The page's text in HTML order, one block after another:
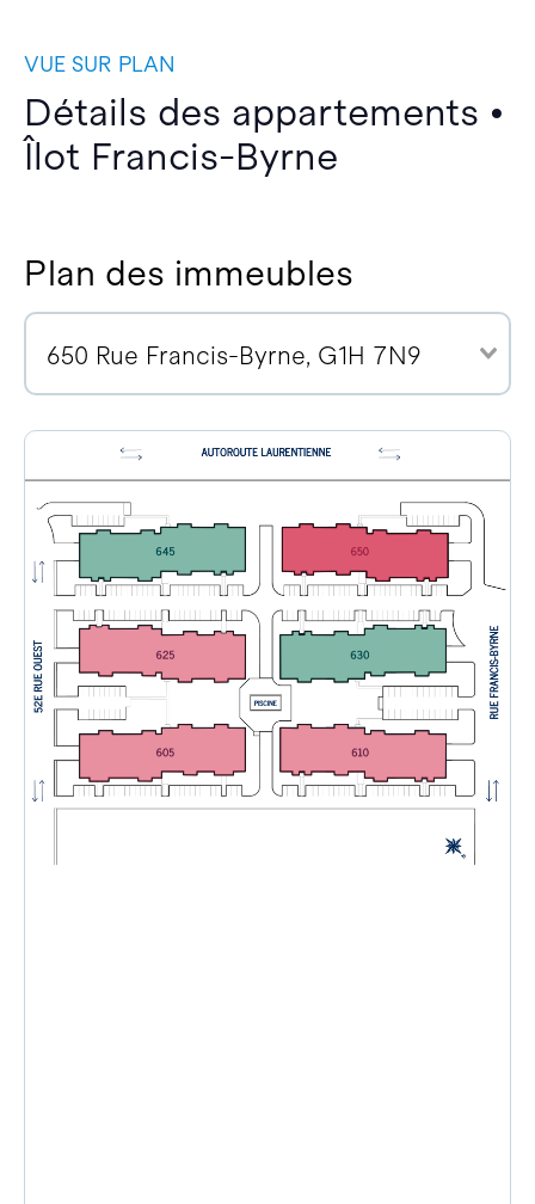
VUE SUR PLAN
Détails des appartements •
Îlot Francis-Byrne
Plan des immeubles
650 Rue Francis-Byrne, G1H 7N9